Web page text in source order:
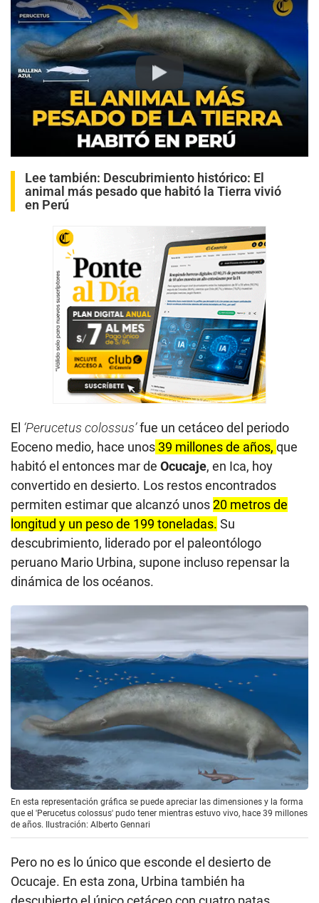
Play
Lee también: Descubrimiento histórico: El
animal más pesado que habitó la Tierra vivió
en Perú
El ‘Perucetus colossus’fue un cetáceo del periodo
Eoceno medio, hace unos 39 millones de años, que
habitó el entonces mar de Ocucaje, en Ica, hoy
convertido en desierto. Los restos encontrados
permiten estimar que alcanzó unos20 metros de
longitud y un peso de 199 toneladas. Su
descubrimiento, liderado por el paleontólogo
peruano Mario Urbina, supone incluso repensar la
dinámica de los océanos.
En esta representación gráfica se puede apreciar las dimensiones y la forma
que el 'Perucetus colossus' pudo tener mientras estuvo vivo, hace 39 millones
de años. Ilustración: Alberto Gennari
Pero no es lo único que esconde el desierto de
Ocucaje. En esta zona, Urbina también ha